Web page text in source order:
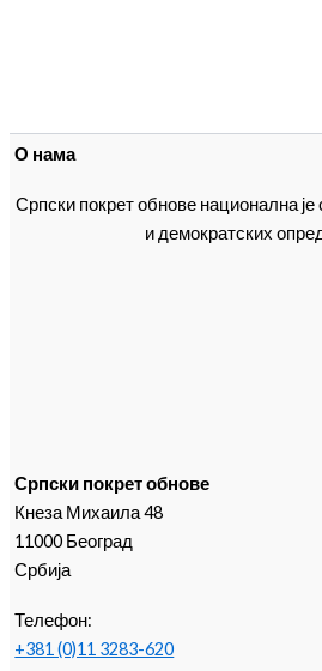
О нама
Српски покрет обнове национална
и демократских
Српски покрет обнове
Кнеза Михаила 48
11000 Београд
Србија
Телефон:
+381 (0)11 3283-620